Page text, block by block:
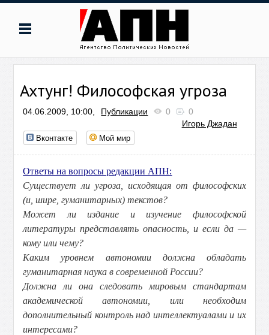
Ахтунг! Философская угроза
04.06.2009, 10:00, Публикации 0
0
Игорь Джадан
Вконтакте Мой мир
Ответы на вопросы редакции АПН:
Существует ли угроза, исходящая от философских
(и, шире, гуманитарных) текстов?
Может ли издание и изучение философской
литературы представлять опасность, и если да —
кому или чему?
Каким уровнем автономии должна обладать
гуманитарная наука в современной России?
Должна ли она следовать мировым стандартам
академической автономии, или необходим
дополнительный контроль над интеллектуалами и их
интересами?